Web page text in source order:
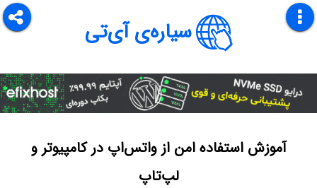
سیاره‌ی آی‌تی
آموزش استفاده امن از واتس‌اپ در کامپیوتر و
لپ‌تاپ